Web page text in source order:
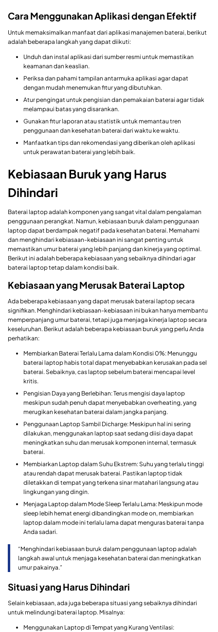
Cara Menggunakan Aplikasi dengan Efektif
Untuk memaksimalkan manfaat dari aplikasi manajemen baterai, berikut
adalah beberapa langkah yang dapat diikuti:
Unduh dan instal aplikasi dari sumber resmi untuk memastikan
keamanan dan keaslian.
Periksa dan pahami tampilan antarmuka aplikasi agar dapat
dengan mudah menemukan fitur yang dibutuhkan.
Atur pengingat untuk pengisian dan pemakaian baterai agar tidak
melampaui batas yang disarankan.
Gunakan fitur laporan atau statistik untuk memantau tren
penggunaan dan kesehatan baterai dari waktu ke waktu.
Manfaatkan tips dan rekomendasi yang diberikan oleh aplikasi
untuk perawatan baterai yang lebih baik.
Kebiasaan Buruk yang Harus
Dihindari
Baterai laptop adalah komponen yang sangat vital dalam pengalaman
penggunaan perangkat. Namun, kebiasaan buruk dalam penggunaan
laptop dapat berdampak negatif pada kesehatan baterai. Memahami
dan menghindari kebiasaan-kebiasaan ini sangat penting untuk
memastikan umur baterai yang lebih panjang dan kinerja yang optimal.
Berikut ini adalah beberapa kebiasaan yang sebaiknya dihindari agar
baterai laptop tetap dalam kondisi baik.
Kebiasaan yang Merusak Baterai Laptop
Ada beberapa kebiasaan yang dapat merusak baterai laptop secara
signifikan. Menghindari kebiasaan-kebiasaan ini bukan hanya membantu
memperpanjang umur baterai, tetapi juga menjaga kinerja laptop secara
keseluruhan. Berikut adalah beberapa kebiasaan buruk yang perlu Anda
perhatikan:
Membiarkan Baterai Terlalu Lama dalam Kondisi 0%: Menunggu
baterai laptop habis total dapat menyebabkan kerusakan pada sel
baterai. Sebaiknya, cas laptop sebelum baterai mencapai level
kritis.
Pengisian Daya yang Berlebihan: Terus mengisi daya laptop
meskipun sudah penuh dapat menyebabkan overheating, yang
merugikan kesehatan baterai dalam jangka panjang.
Penggunaan Laptop Sambil Dicharge: Meskipun hal ini sering
dilakukan, menggunakan laptop saat sedang diisi daya dapat
meningkatkan suhu dan merusak komponen internal, termasuk
baterai.
Membiarkan Laptop dalam Suhu Ekstrem: Suhu yang terlalu tinggi
atau rendah dapat merusak baterai. Pastikan laptop tidak
diletakkan di tempat yang terkena sinar matahari langsung atau
lingkungan yang dingin.
Menjaga Laptop dalam Mode Sleep Terlalu Lama: Meskipun mode
sleep lebih hemat energi dibandingkan mode on, membiarkan
laptop dalam mode ini terlalu lama dapat menguras baterai tanpa
Anda sadari.
“Menghindari kebiasaan buruk dalam penggunaan laptop adalah
langkah awal untuk menjaga kesehatan baterai dan meningkatkan
umur pakainya.”
Situasi yang Harus Dihindari
Selain kebiasaan, ada juga beberapa situasi yang sebaiknya dihindari
untuk melindungi baterai laptop. Misalnya:
Menggunakan Laptop di Tempat yang Kurang Ventilasi: